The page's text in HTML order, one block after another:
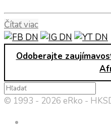
Čítať viac
Odoberajte
© 1993 - 2026 eRko -